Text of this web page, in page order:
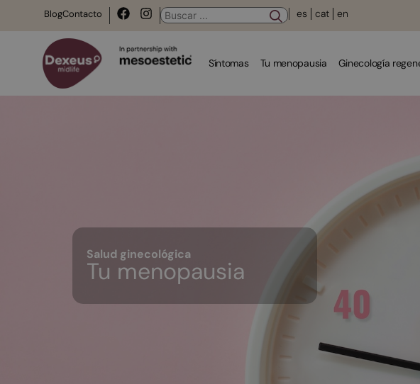
BlogContacto es cat en
Síntomas Tu menopausia Ginecología
Salud ginecológica
Tu menopausia